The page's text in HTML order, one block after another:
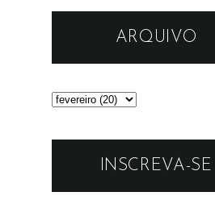
ARQUIVO
INSCREVA-SE